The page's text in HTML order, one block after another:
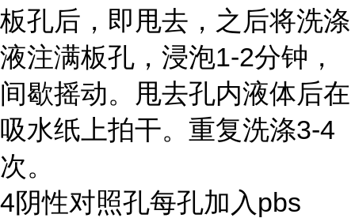
板孔后，即甩去，之后将洗涤
液注满板孔，浸泡1-2分钟，
间歇摇动。甩去孔内液体后在
吸水纸上拍干。重复洗涤3-4
次。
4阴性对照孔每孔加入 pbs